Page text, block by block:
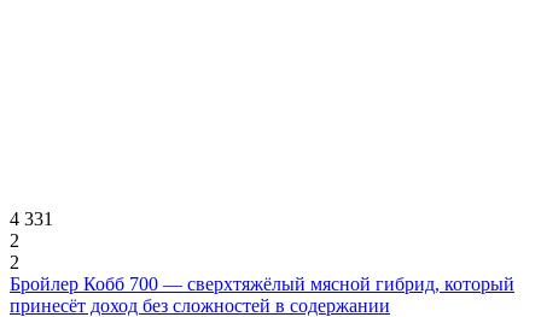
4 331
2
2
Бройлер Кобб 700 — сверхтяжёлый мясной гибрид, который
принесёт доход без сложностей в содержании